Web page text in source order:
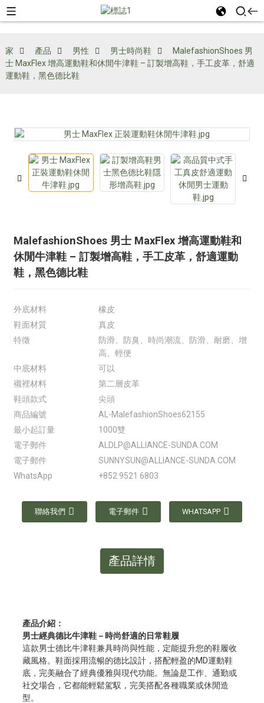
家 產品 男性 男士時尚鞋
MalefashionShoes 男
士 MaxFlex 增高運動鞋和休閒牛津鞋 – 訂製增高鞋，手工皮革，舒適
運動鞋，黑色德比鞋
MalefashionShoes 男士 MaxFlex 增高運動鞋和
休閒牛津鞋 – 訂製增高鞋，手工皮革，舒適運動
鞋，黑色德比鞋
外底材料
橡皮
鞋面材質
真皮
特徵
防滑、防臭、時尚潮流、防滑、耐磨、增
高、輕便
中底材料
可以
襯裡材料
第二層皮革
鞋頭款式
尖頭
商品編號
AL-MalefashionShoes62155
最小起訂量
1000雙
電子郵件
ALDLP@ALLIANCE-SUNDA.COM
電子郵件
SUNNYSUN@ALLIANCE-SUNDA.COM
WhatsApp
+852 9521 6803
聯絡我們 電子郵件 WHATSAPP
產品詳情
產品介紹：
男士經典德比牛津鞋－時尚舒適的日常鞋履
這款男士德比牛津鞋兼具時尚與性能，定能提升您的鞋履收
藏風格。鞋面採用流暢的德比設計，搭配輕盈的MD運動鞋
底，完美融合了經典優雅與現代功能。無論是工作、通勤或
社交場合，它都能輕鬆駕馭，完美搭配各種職業或休閒造
型。